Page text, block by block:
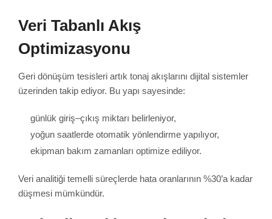
Veri Tabanlı Akış
Optimizasyonu
Geri dönüşüm tesisleri artık tonaj akışlarını dijital sistemler
üzerinden takip ediyor. Bu yapı sayesinde:
günlük giriş–çıkış miktarı belirleniyor,
yoğun saatlerde otomatik yönlendirme yapılıyor,
ekipman bakım zamanları optimize ediliyor.
Veri analitiği temelli süreçlerde hata oranlarının %30’a kadar
düşmesi mümkündür.